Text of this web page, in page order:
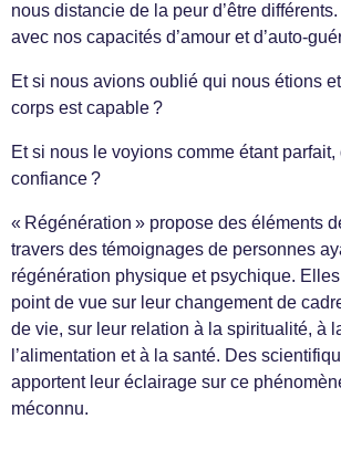
nous distancie de la peur d’être
avec nos capacités d’amour et d’auto-
Et si nous avions oublié qui nous étions
corps est capable ?
Et si nous le voyions comme étant
confiance ?
« Régénération » propose des éléments
travers des témoignages de personnes
régénération physique et psychique.
point de vue sur leur changement de
de vie, sur leur relation à la spiritualité, à
l’alimentation et à la santé. Des
apportent leur éclairage sur ce
méconnu.